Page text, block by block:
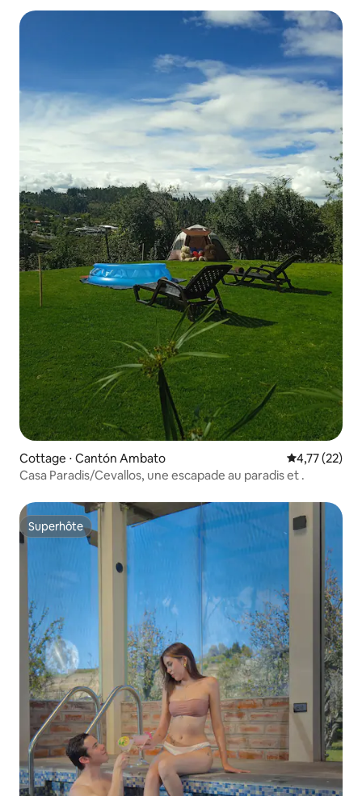
Cottage ⋅ Cantón Ambato Évaluation
4,77 (22)
Casa Paradis/Cevallos, une escapade au paradis et .
Superhôte
Superhôte